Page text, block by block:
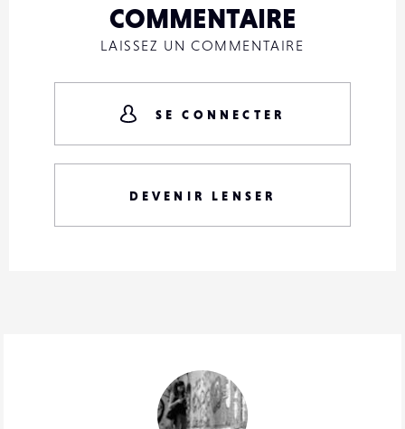
COMMENTAIRE
LAISSEZ UN COMMENTAIRE
SE CONNECTER
DEVENIR LENSER